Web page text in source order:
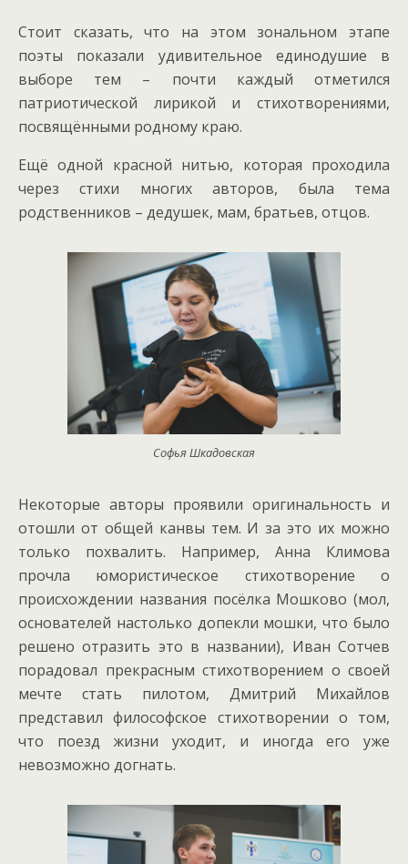
Стоит сказать, что на этом зональном этапе
поэты показали удивительное единодушие в
выборе тем – почти каждый отметился
патриотической лирикой и стихотворениями,
посвящёнными родному краю.
Ещё одной красной нитью, которая проходила
через стихи многих авторов, была тема
родственников – дедушек, мам, братьев, отцов.
Софья Шкадовская
Некоторые авторы проявили оригинальность и
отошли от общей канвы тем. И за это их можно
только похвалить. Например, Анна Климова
прочла юмористическое стихотворение о
происхождении названия посёлка Мошково (мол,
основателей настолько допекли мошки, что было
решено отразить это в названии), Иван Сотчев
порадовал прекрасным стихотворением о своей
мечте стать пилотом, Дмитрий Михайлов
представил философское стихотворении о том,
что поезд жизни уходит, и иногда его уже
невозможно догнать.